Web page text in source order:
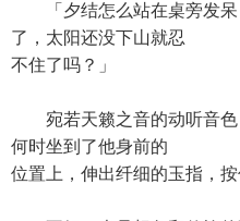
「夕结怎么站在桌旁发呆
了，太阳还没下山就忍
不住了吗？」
宛若天籁之音的动听音色
何时坐到了他身前的
位置上，伸出纤细的玉指，按